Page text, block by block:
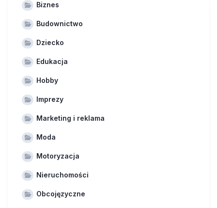
Biznes
Budownictwo
Dziecko
Edukacja
Hobby
Imprezy
Marketing i reklama
Moda
Motoryzacja
Nieruchomości
Obcojęzyczne